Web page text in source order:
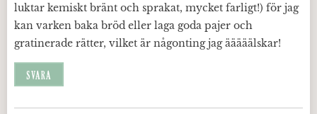
luktar kemiskt bränt och sprakat, mycket farligt!) för jag
kan varken baka bröd eller laga goda pajer och
gratinerade rätter, vilket är någonting jag ääääälskar!
SVARA